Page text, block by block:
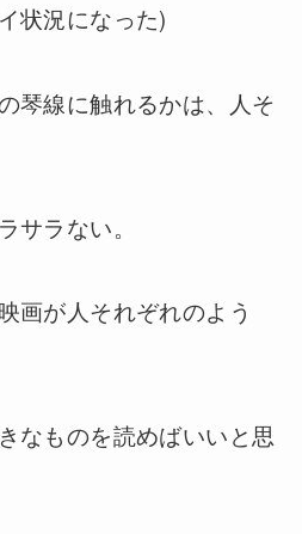
状況になった)
琴線に触れるかは、人そ
サラない。
画が人それぞれのよう
なものを読めばいいと思